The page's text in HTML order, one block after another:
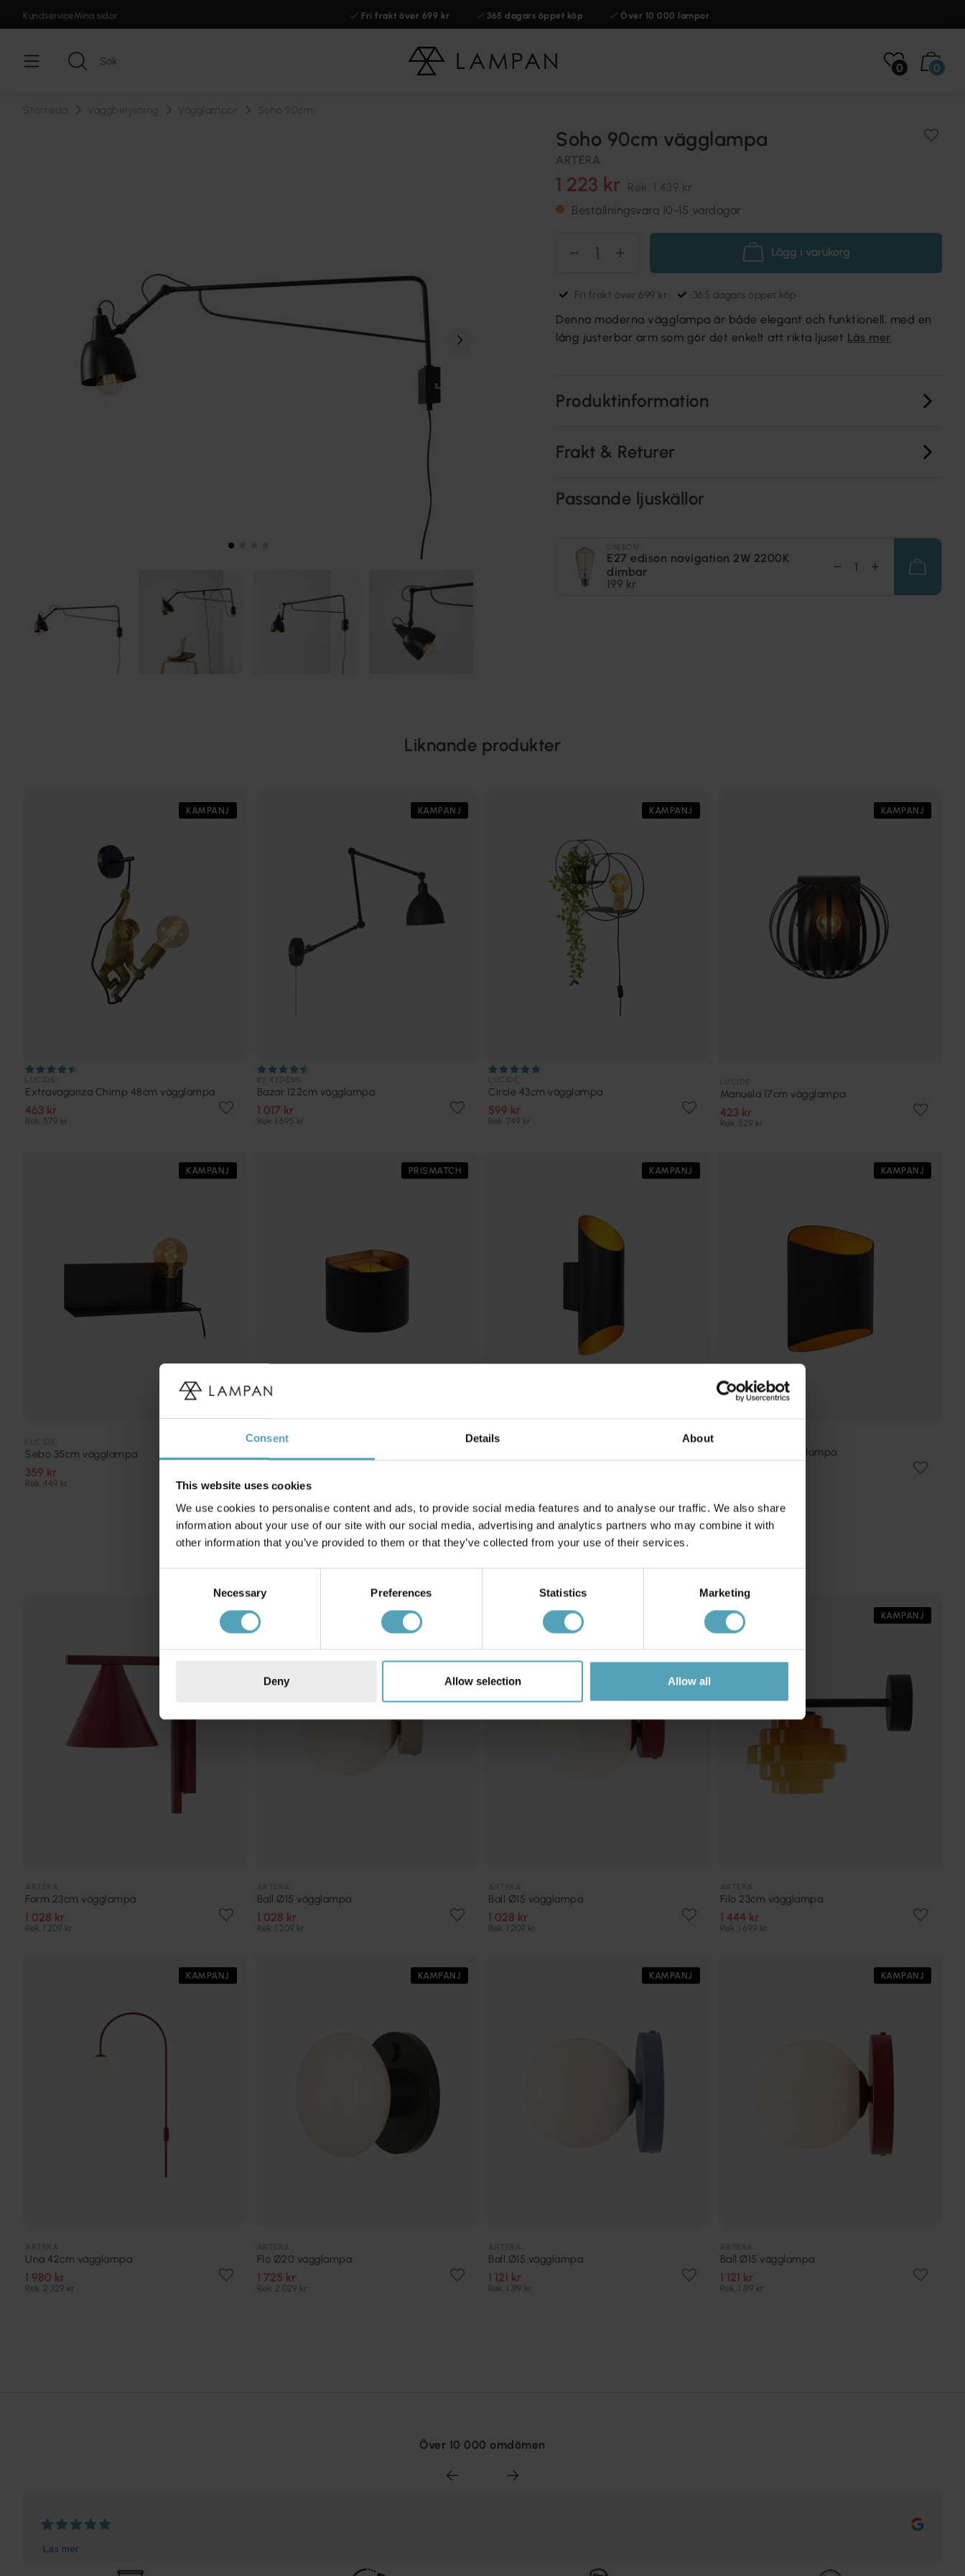
Consent Details About
This website uses cookies
We use cookies to personalise content and ads, to provide social media features and to analyse our traffic. We also share
information about your use of our site with our social media, advertising and analytics partners who may combine it with
other information that you’ve provided to them or that they’ve collected from your use of their services.
Necessary Preferences Statistics Marketing
Deny Allow selection Allow all
KundserviceMina sidor Fri frakt över 699 kr 365 dagars öppet köp Över 10 000 lampor
0 0
Soho 90cm vägglampa
ARTERA
1 223 kr Rek. 1 439 kr
Beställningsvara 10-15 vardagar
Lägg i varukorg
Fri frakt över 699 kr 365 dagars öppet köp
Denna moderna vägglampa är både elegant och funktionell, med en
lång justerbar arm som gör det enkelt att rikta ljuset Läs mer
Produktinformation
Frakt & Returer
Passande ljuskällor
E27 edison navigation 2W 2200K
dimbar
199 kr
Liknande produkter
KAMPANJ
Extravaganza Chimp 48cm vägglampa
463 kr
Rek. 579 kr
KAMPANJ
Bazar 122cm vägglampa
1 017 kr
Rek. 1 695 kr
KAMPANJ
Circle 43cm vägglampa
599 kr
Rek. 749 kr
KAMPANJ
Manuela 17cm vägglampa
423 kr
Rek. 529 kr
KAMPANJ
Sebo 35cm vägglampa
359 kr
Rek. 449 kr
PRISMATCH
LUCIDE
Rek. 639 kr
KAMPANJ
LUCIDE
KAMPANJ
Diletta 18cm vägglampa
Andra köpte även
KAMPANJ
Form 23cm vägglampa
1 028 kr
Rek. 1 209 kr
KAMPANJ
Ball Ø15 vägglampa
1 028 kr
Rek. 1 209 kr
Ball Ø15 vägglampa
1 028 kr
Rek. 1 209 kr
KAMPANJ
Filo 23cm vägglampa
1 444 kr
Rek. 1 699 kr
KAMPANJ
Una 42cm vägglampa
1 980 kr
Rek. 2 329 kr
KAMPANJ
Flo Ø20 vägglampa
1 725 kr
Rek. 2 029 kr
KAMPANJ
Ball Ø15 vägglampa
1 121 kr
Rek. 1 319 kr
KAMPANJ
Ball Ø15 vägglampa
1 121 kr
Rek. 1 319 kr
Över 10 000 omdömen